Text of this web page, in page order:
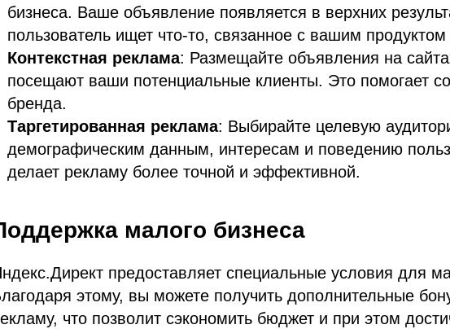
бизнеса. Ваше объявление появляется в верхних
пользователь ищет что-то, связанное с вашим продуктом
Контекстная реклама: Размещайте объявления на
посещают ваши потенциальные клиенты. Это помогает
бренда.
Таргетированная реклама: Выбирайте целевую
демографическим данным, интересам и поведению
делает рекламу более точной и эффективной.
малого бизнеса
предоставляет специальные условия для
этому, вы можете получить дополнительные
что позволит сэкономить бюджет и при этом